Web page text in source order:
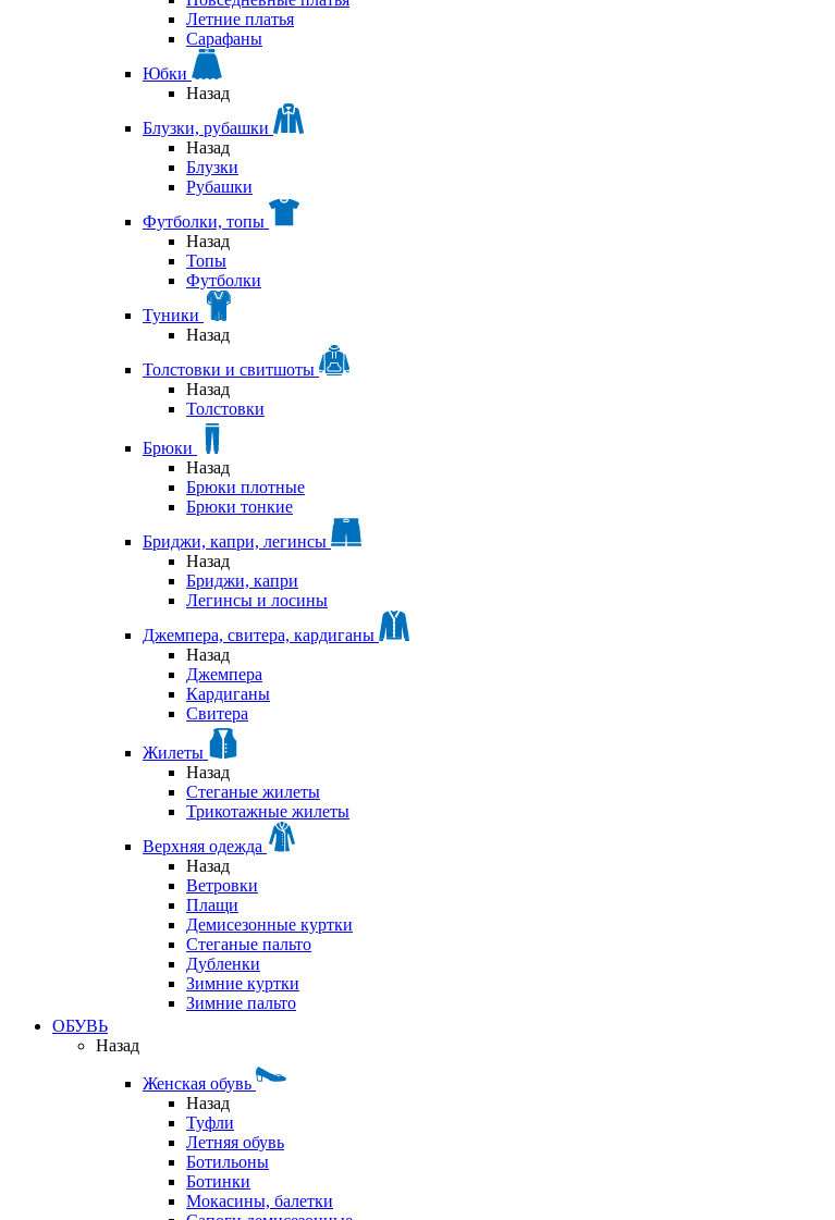
Летние платья
Сарафаны
Юбки
Назад
Блузки, рубашки
Назад
Блузки
Рубашки
Футболки, топы
Назад
Топы
Футболки
Туники
Назад
Толстовки и свитшоты
Назад
Толстовки
Брюки
Назад
Брюки плотные
Брюки тонкие
Бриджи, капри, легинсы
Назад
Бриджи, капри
Легинсы и лосины
Джемпера, свитера, кардиганы
Назад
Джемпера
Кардиганы
Свитера
Жилеты
Назад
Стеганые жилеты
Трикотажные жилеты
Верхняя одежда
Назад
Ветровки
Плащи
Демисезонные куртки
Стеганые пальто
Дубленки
Зимние куртки
Зимние пальто
ОБУВЬ
Назад
Женская обувь
Назад
Туфли
Летняя обувь
Ботильоны
Ботинки
Мокасины, балетки